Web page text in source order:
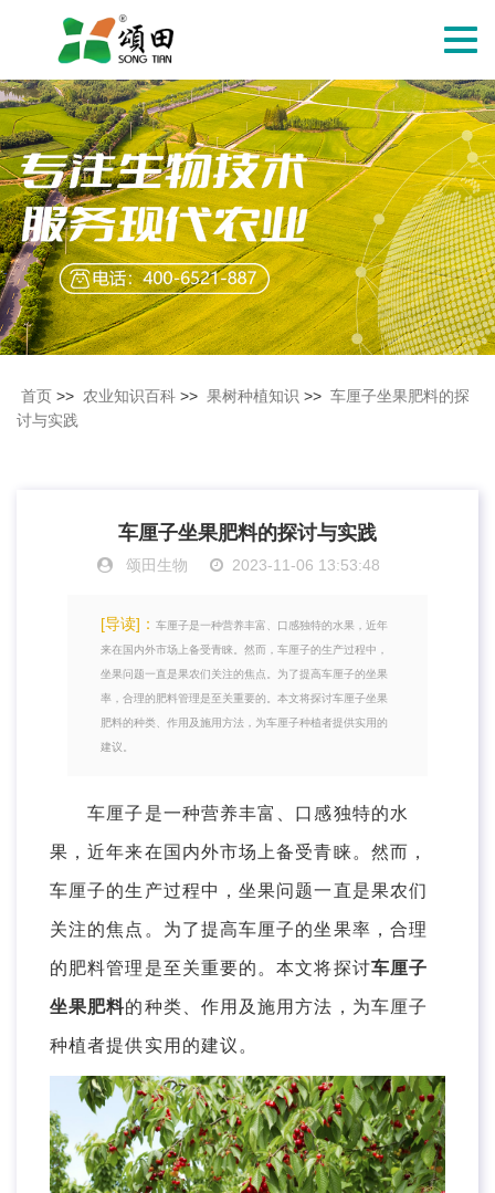
切
导
航
首页 >> 农业知识百科 >> 果树种植知识 >> 车厘子坐果肥料的探
讨与实践
车厘子坐果肥料的探讨与实践
颂田生物 2023-11-06 13:53:48
[导读]： 车厘子是一种营养丰富、口感独特的水果，近年
来在国内外市场上备受青睐。然而，车厘子的生产过程中，
坐果问题一直是果农们关注的焦点。为了提高车厘子的坐果
率，合理的肥料管理是至关重要的。本文将探讨车厘子坐果
肥料的种类、作用及施用方法，为车厘子种植者提供实用的
建议。
车厘子是一种营养丰富、口感独特的水
果，近年来在国内外市场上备受青睐。然而，
车厘子的生产过程中，坐果问题一直是果农们
关注的焦点。为了提高车厘子的坐果率，合理
的肥料管理是至关重要的。本文将探讨车厘子
坐果肥料的种类、作用及施用方法，为车厘子
种植者提供实用的建议。